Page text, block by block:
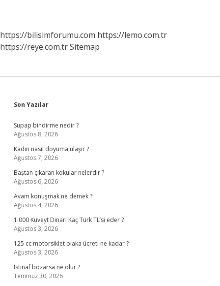
https://bilisimforumu.com https://lemo.com.tr
https://reye.com.trSitemap
Sidebar
Son Yazılar
Supap bindirme nedir ?
Ağustos 8, 2026
Kadın nasıl doyuma ulaşır ?
Ağustos 7, 2026
Baştan çıkaran kokular nelerdir ?
Ağustos 6, 2026
Avam konuşmak ne demek ?
Ağustos 4, 2026
1.000 Kuveyt Dinarı Kaç Türk TL’si eder ?
Ağustos 3, 2026
125 cc motorsiklet plaka ücreti ne kadar ?
Ağustos 3, 2026
İstinaf bozarsa ne olur ?
Temmuz 30, 2026